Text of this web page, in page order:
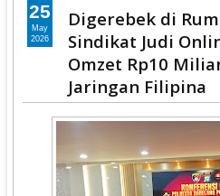
Digerebek di
Sindikat Judi
Omzet Rp10
Jaringan Filipina
25
May
2026